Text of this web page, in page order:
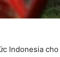
Indonesia